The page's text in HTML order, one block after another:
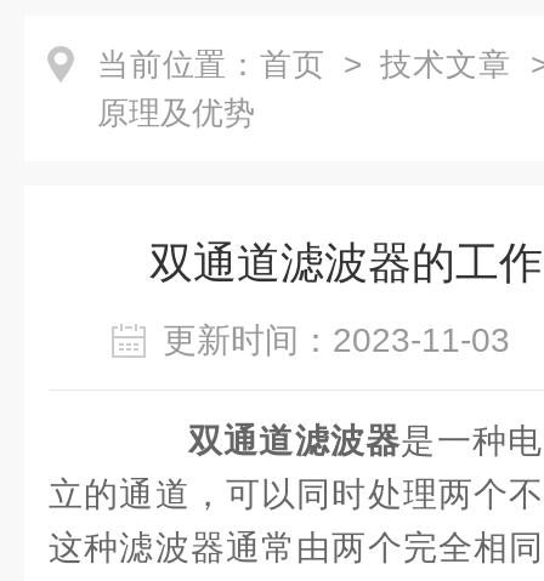
当前位置： 首页 > 技术文章
原理及优势
双通道滤波器的工
更新时间：2023-11-
双通道滤波器是一种
立的通道，可以同时处理两个
这种滤波器通常由两个完全相